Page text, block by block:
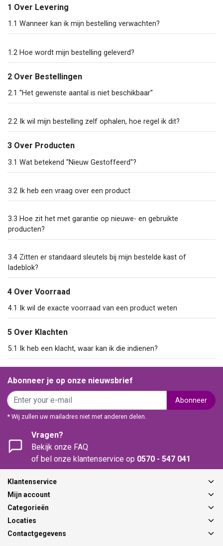
1 Over Levering
1.1 Wanneer kan ik mijn bestelling verwachten?
1.2 Hoe wordt mijn bestelling geleverd?
2 Over Bestellingen
2.1 ''Het gewenste aantal is niet beschikbaar''
2.2 Ik wil mijn bestelling zelf ophalen, hoe regel ik dit?
3 Over Producten
3.1 Wat betekend ''Nieuw Gestoffeerd''?
3.2 Ik heb een vraag over een product
3.3 Hoe zit het met garantie op nieuwe- en gebruikte
producten?
3.4 Zitten er standaard sleutels bij mijn bestelde kast of
ladeblok?
4 Over Voorraad
4.1 Ik wil de exacte voorraad van een product weten
5 Over Klachten
5.1 Ik heb een klacht, waar kan ik die indienen?
Abonneer je op onze nieuwsbrief
Abonneer
* Wij zullen uw mailadres niet met anderen delen.
Vragen?
Bekijk onze FAQ
of bel onze klantenservice op 0570 - 547 041
Klantenservice
Mijn account
Categorieën
Locaties
Contactgegevens